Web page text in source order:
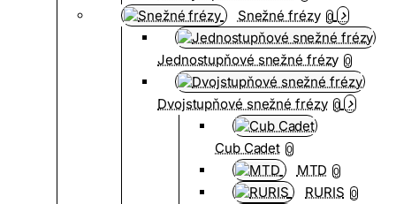
Snežné frézy 0
Jednostupňové snežné frézy 0
Dvojstupňové snežné frézy 0
Cub Cadet 0
MTD 0
RURIS 0